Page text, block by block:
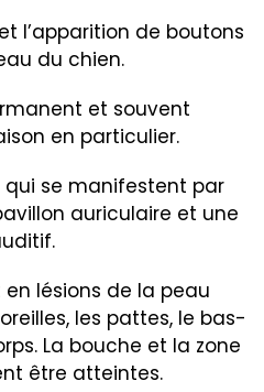
l’apparition de boutons
du chien.
et souvent
en particulier.
se manifestent par
auriculaire et une
lésions de la peau
les pattes, le bas-
La bouche et la zone
être atteintes.